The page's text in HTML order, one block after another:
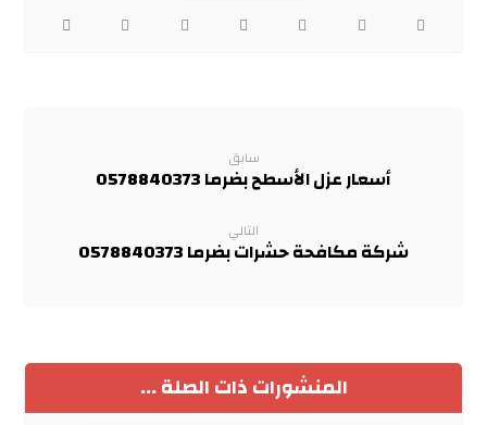
سابق
أسعار عزل الأسطح بضرما 0578840373
التالي
شركة مكافحة حشرات بضرما 0578840373
المنشورات ذات الصلة ...